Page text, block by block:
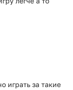
проверку
по всем
играть за такие